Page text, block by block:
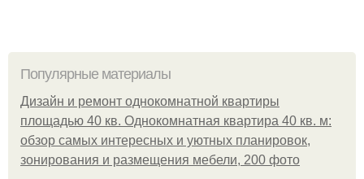
Популярные материалы
Дизайн и ремонт однокомнатной квартиры
площадью 40 кв. Однокомнатная квартира 40 кв. м:
обзор самых интересных и уютных планировок,
зонирования и размещения мебели, 200 фото